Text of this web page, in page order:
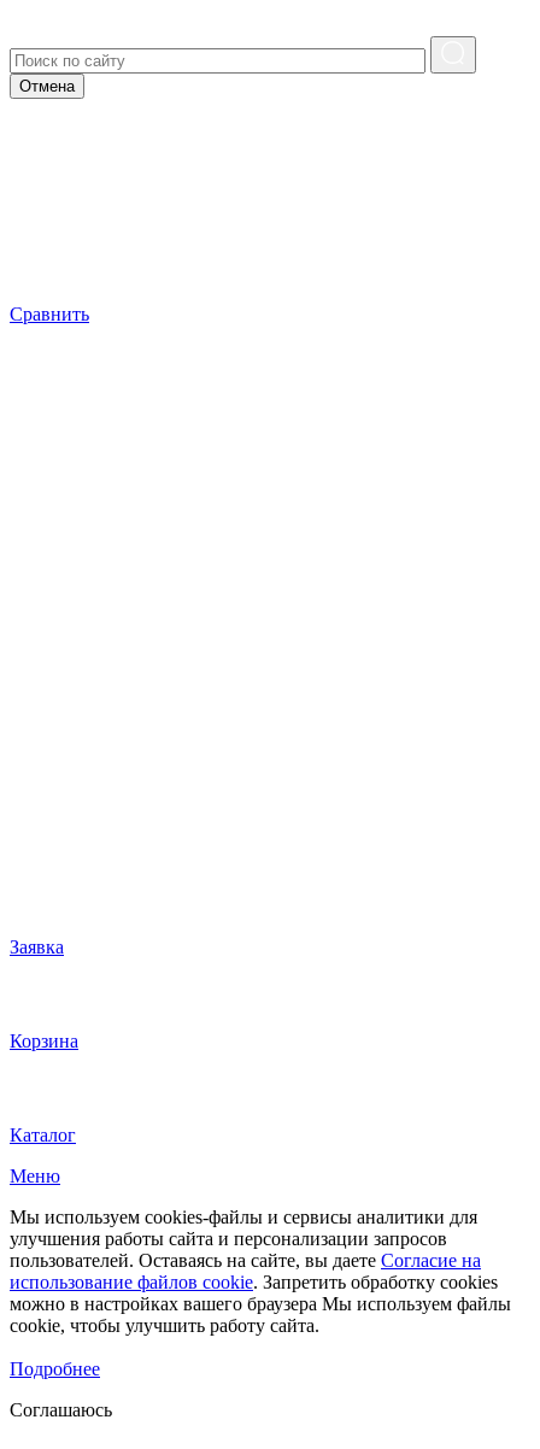
Отмена
Сравнить
Заявка
Корзина
Каталог
Меню
Мы используем cookies-файлы и сервисы аналитики для
улучшения работы сайта и персонализации запросов
пользователей. Оставаясь на сайте, вы даете Согласие на
использование файлов cookie. Запретить обработку cookies
можно в настройках вашего браузера Мы используем файлы
cookie, чтобы улучшить работу сайта.
Подробнее
Соглашаюсь